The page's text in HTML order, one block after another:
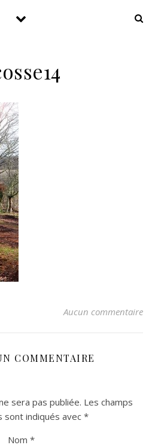
Aucun commentaire
COMMENTAIRE
sera pas publiée. Les champs
sont indiqués avec *
Nom *